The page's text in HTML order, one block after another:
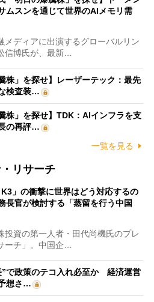
ムスンを通じて世界のAIメモリ需
ディアに出演するグローバルリン
信博氏が、最新…
株」を探せ】レーザーテック：最先
検査装…
株」を探せ】TDK：AIインフラを支
の再評…
一覧を見る
リサーチ
」の衝撃に世界はどう対応するの
官が検討する「蒸留を行う中国
資の第一人者・田代尚機氏のプレ
ーチ」。中国企…
”で政策のテコ入れ必至か 経済運営
想さ…